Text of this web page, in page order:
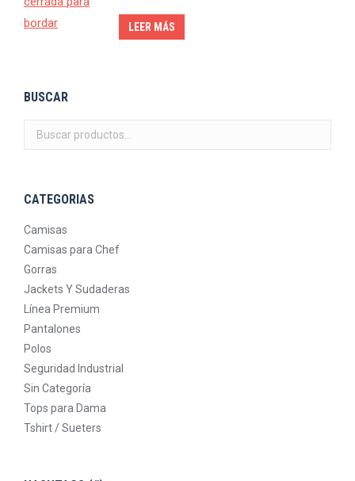
LEER MÁS
BUSCAR
CATEGORIAS
Camisas
Camisas para Chef
Gorras
Jackets Y Sudaderas
Línea Premium
Pantalones
Polos
Seguridad Industrial
Sin Categoría
Tops para Dama
Tshirt / Sueters